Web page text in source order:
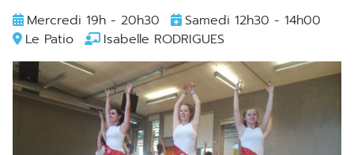
Mercredi 19h - 20h30
Samedi 12h30 - 14h00
Le Patio
Isabelle RODRIGUES